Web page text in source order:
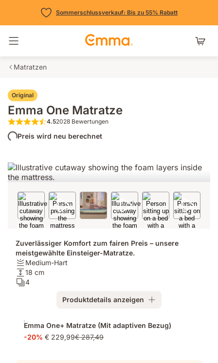
Sommerschlussverkauf: Bis zu 55% Rabatt
Navigation umschalten
Matratzen
Original
Emma One Matratze
4.5 von 5 Sternen 2028 Bewertungen
4.52028 Bewertungen
Preis wird neu berechnet
Zuverlässiger Komfort zum fairen Preis – unsere
meistgewählte Einsteiger-Matratze.
Festigkeit:
Medium-
Hart
Medium-Hart
Höhe:
18
18 cm
Schichten:
4
Produktdetails anzeigen
Emma One+ Matratze (Mit adaptiven Bezug)
-20% € 229,99€ 287,49